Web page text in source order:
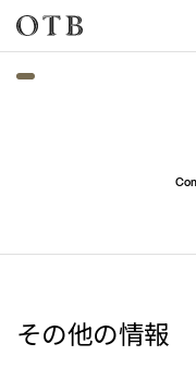
Skip to main content
その他の情報